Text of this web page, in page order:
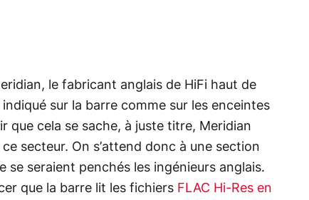
le fabricant anglais de HiFi haut de
sur la barre comme sur les enceintes
que cela se sache, à juste titre, Meridian
secteur. On s’attend donc à une section
se seraient penchés les ingénieurs anglais.
que la barre lit les fichiers FLAC Hi-Res en